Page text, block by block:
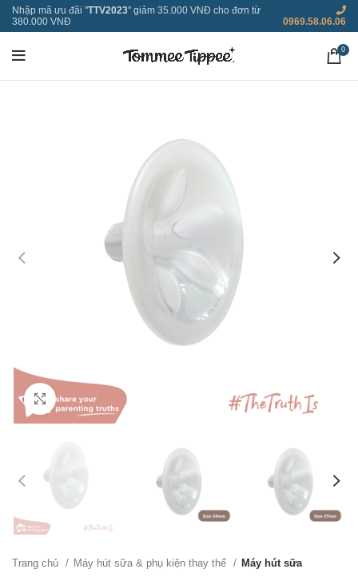
Nhập mã ưu đãi "TTV2023" giảm 35.000 VNĐ cho đơn từ
380.000 VNĐ
0969.58.06.06
0
Click to enlarge
Trang chủ Máy hút sữa & phụ kiện thay thế Máy hút sữa